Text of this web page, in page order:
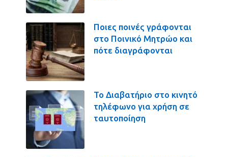
Ποιες ποινές γράφονται
στο Ποινικό Μητρώο και
πότε διαγράφονται
Το Διαβατήριο στο κινητό
τηλέφωνο για χρήση σε
ταυτοποίηση